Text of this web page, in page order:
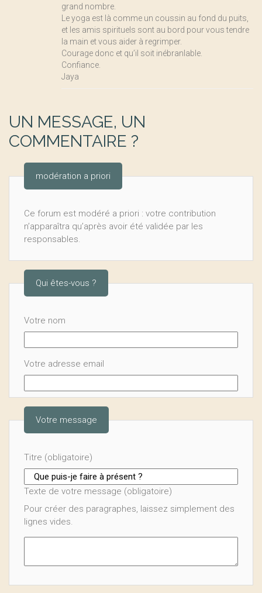
grand nombre.
Le yoga est là comme un coussin au fond du puits,
et les amis spirituels sont au bord pour vous tendre
la main et vous aider à regrimper.
Courage donc et qu’il soit inébranlable.
Confiance.
Jaya
UN MESSAGE, UN
COMMENTAIRE ?
modération a priori
Ce forum est modéré a priori : votre contribution
n’apparaîtra qu’après avoir été validée par les
responsables.
Qui êtes-vous ?
Votre nom
Votre adresse email
Votre message
Titre (obligatoire)
Texte de votre message (obligatoire)
Pour créer des paragraphes, laissez simplement des
lignes vides.